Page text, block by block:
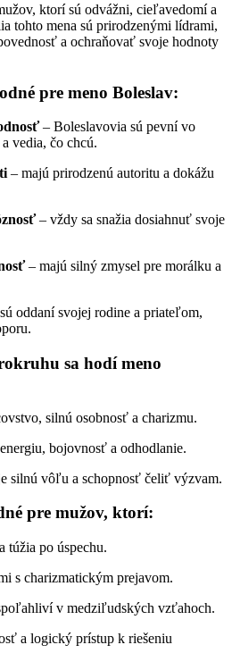
ktorí sú odvážni, cieľavedomí a
tohto mena sú prirodzenými lídrami,
a ochraňovať svoje hodnoty
pre meno Boleslav:
– Boleslavovia sú pevní vo
vedia, čo chcú.
– majú prirodzenú autoritu a dokážu
– vždy sa snažia dosiahnuť svoje
– majú silný zmysel pre morálku a
oddaní svojej rodine a priateľom,
sa hodí meno
silnú osobnosť a charizmu.
bojovnosť a odhodlanie.
silnú vôľu a schopnosť čeliť výzvam.
pre mužov, ktorí:
túžia po úspechu.
s charizmatickým prejavom.
v medziľudských vzťahoch.
a logický prístup k riešeniu